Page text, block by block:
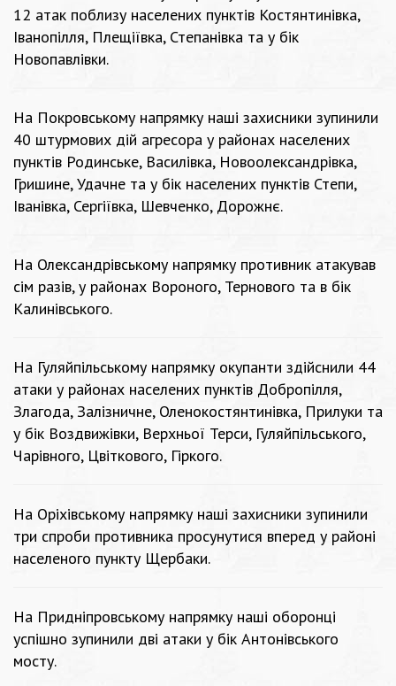
12 атак поблизу населених пунктів Костянтинівка,
Іванопілля, Плещіївка, Степанівка та у бік
Новопавлівки.
На Покровському напрямку наші захисники зупинили
40 штурмових дій агресора у районах населених
пунктів Родинське, Василівка, Новоолександрівка,
Гришине, Удачне та у бік населених пунктів Степи,
Іванівка, Сергіївка, Шевченко, Дорожнє.
На Олександрівському напрямку противник атакував
сім разів, у районах Вороного, Тернового та в бік
Калинівського.
На Гуляйпільському напрямку окупанти здійснили 44
атаки у районах населених пунктів Добропілля,
Злагода, Залізничне, Оленокостянтинівка, Прилуки та
у бік Воздвижівки, Верхньої Терси, Гуляйпільського,
Чарівного, Цвіткового, Гіркого.
На Оріхівському напрямку наші захисники зупинили
три спроби противника просунутися вперед у районі
населеного пункту Щербаки.
На Придніпровському напрямку наші оборонці
успішно зупинили дві атаки у бік Антонівського
мосту.